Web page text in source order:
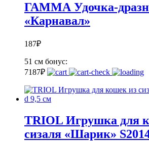
ГАММА Удочка-
«Карнавал»
187₽
51 см бонус:
7187₽
TRIOL Игрушка для
сизаля «Шарик»